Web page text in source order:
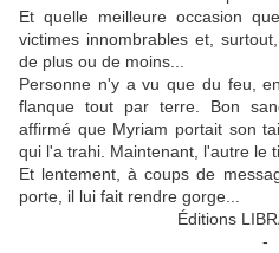
Et quelle meilleure occasion
victimes innombrables et,
de plus ou de moins...
Personne n'y a vu que du feu,
flanque tout par terre. Bon
affirmé que Myriam portait son
qui l'a trahi. Maintenant, l'autre le
Et lentement, à coups de
porte, il lui fait rendre gorge...
Éditions
-